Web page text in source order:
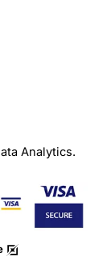
Analytics.